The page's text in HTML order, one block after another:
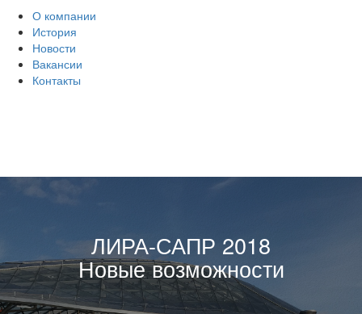
О компании
История
Новости
Вакансии
Контакты
ЛИРА-САПР 2018
Новые возможности